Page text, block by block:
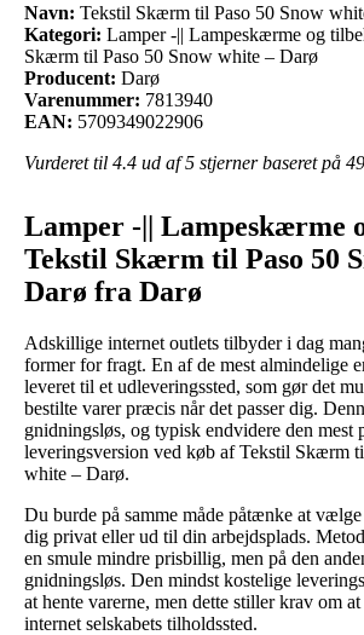
Navn: Tekstil Skærm til Paso 50 Snow
Kategori: Lamper -|| Lampeskærme og
Skærm til Paso 50 Snow white – Darø
Producent: Darø
Varenummer: 7813940
EAN: 5709349022906
Vurderet til 4.4 ud af 5 stjerner baseret på 49
Lamper -|| Lampeskærme
Tekstil Skærm til Paso 50
Darø fra Darø
Adskillige internet outlets tilbyder i dag
former for fragt. En af de mest almindelige
leveret til et udleveringssted, som gør det
bestilte varer præcis når det passer dig.
gnidningsløs, og typisk endvidere den mest
leveringsversion ved køb af Tekstil Skærm
white – Darø.
Du burde på samme måde påtænke at
dig privat eller ud til din arbejdsplads.
en smule mindre prisbillig, men på den
gnidningsløs. Den mindst kostelige
at hente varerne, men dette stiller krav om
internet selskabets tilholdssted.